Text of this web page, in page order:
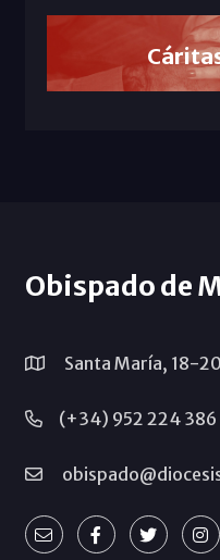
Obispado de
Santa María, 18-
(+34) 952 224 386